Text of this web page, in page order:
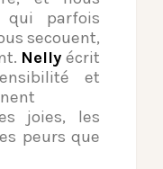
qui parfois
secouent,
Nelly écrit
et
joies, les
peurs que